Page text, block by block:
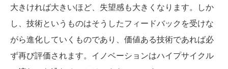
大きければ大きいほど、失望感も大きくなります。しか
し、技術というものはそうしたフィードバックを受けな
がら進化していくものであり、価値ある技術であれば必
ず再び評価されます。イノベーションはハイプサイクル